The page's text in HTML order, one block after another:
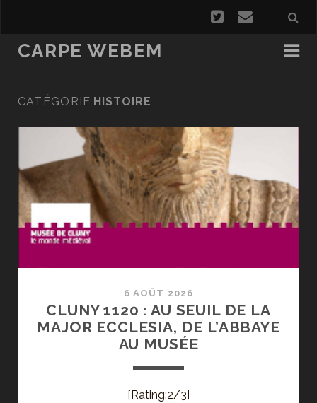
CARPE WEBEM
CATÉGORIE HISTOIRE
6 AOÛT 2026
CLUNY 1120 : AU SEUIL DE LA
MAJOR ECCLESIA, DE L’ABBAYE
AU MUSÉE
[Rating:2/3]